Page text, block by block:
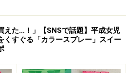
えた…！」【SNSで話題】平成女児
くすぐる「カラースプレー」スイー